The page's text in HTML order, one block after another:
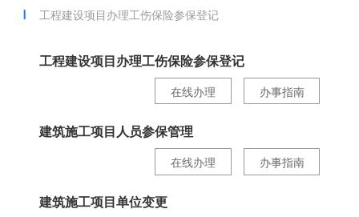
工程建设项目办理工伤保险参保登记
工程建设项目办理工伤保险参保登记
办事指南
在线办理
建筑施工项目人员参保管理
办事指南
在线办理
建筑施工项目单位变更